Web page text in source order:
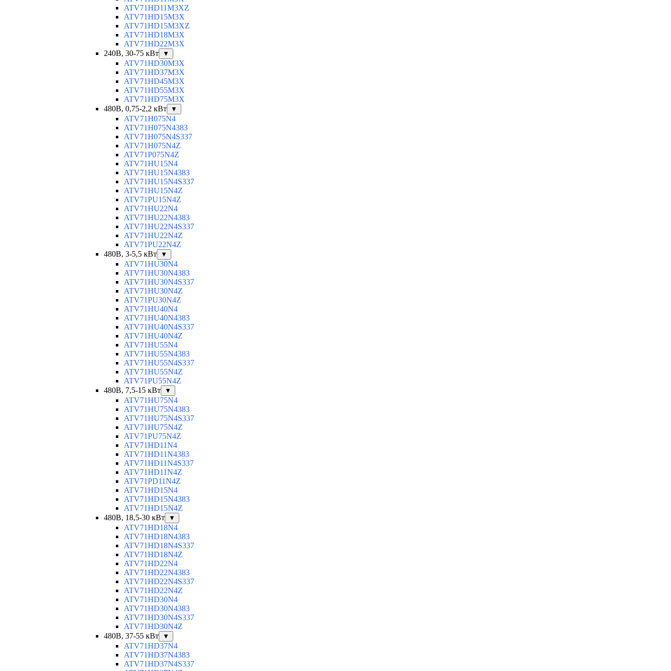
ATV71HD11M3XZ
ATV71HD15M3X
ATV71HD15M3XZ
ATV71HD18M3X
ATV71HD22M3X
240В, 30-75 кВт
▼
ATV71HD30M3X
ATV71HD37M3X
ATV71HD45M3X
ATV71HD55M3X
ATV71HD75M3X
480В, 0,75-2,2 кВт
▼
ATV71H075N4
ATV71H075N4383
ATV71H075N4S337
ATV71H075N4Z
ATV71P075N4Z
ATV71HU15N4
ATV71HU15N4383
ATV71HU15N4S337
ATV71HU15N4Z
ATV71PU15N4Z
ATV71HU22N4
ATV71HU22N4383
ATV71HU22N4S337
ATV71HU22N4Z
ATV71PU22N4Z
480В, 3-5,5 кВт
▼
ATV71HU30N4
ATV71HU30N4383
ATV71HU30N4S337
ATV71HU30N4Z
ATV71PU30N4Z
ATV71HU40N4
ATV71HU40N4383
ATV71HU40N4S337
ATV71HU40N4Z
ATV71HU55N4
ATV71HU55N4383
ATV71HU55N4S337
ATV71HU55N4Z
ATV71PU55N4Z
480В, 7,5-15 кВт
▼
ATV71HU75N4
ATV71HU75N4383
ATV71HU75N4S337
ATV71HU75N4Z
ATV71PU75N4Z
ATV71HD11N4
ATV71HD11N4383
ATV71HD11N4S337
ATV71HD11N4Z
ATV71PD11N4Z
ATV71HD15N4
ATV71HD15N4383
ATV71HD15N4Z
480В, 18,5-30 кВт
▼
ATV71HD18N4
ATV71HD18N4383
ATV71HD18N4S337
ATV71HD18N4Z
ATV71HD22N4
ATV71HD22N4383
ATV71HD22N4S337
ATV71HD22N4Z
ATV71HD30N4
ATV71HD30N4383
ATV71HD30N4S337
ATV71HD30N4Z
480В, 37-55 кВт
▼
ATV71HD37N4
ATV71HD37N4383
ATV71HD37N4S337